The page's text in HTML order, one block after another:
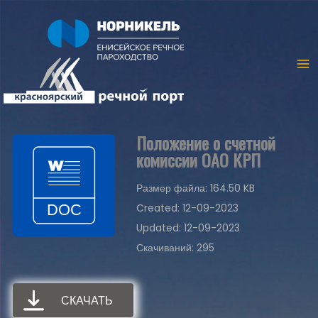
Положение о счетной
комиссии ОАО КРП
Размер файла: 164.50 KB
Created: 12-09-2023
Updated: 12-09-2023
Скачиваний: 295
СКАЧАТЬ